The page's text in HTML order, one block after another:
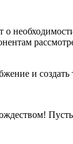
и
Пусть